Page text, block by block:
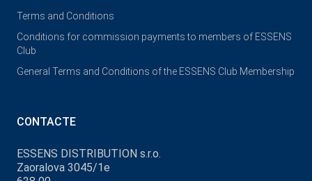
Terms and Conditions
Conditions for commission payments to members of ESSENS
Club
General Terms and Conditions of the ESSENS Club Membership
CONTACTE
ESSENS DISTRIBUTION s.r.o.
Zaoralova 3045/1e